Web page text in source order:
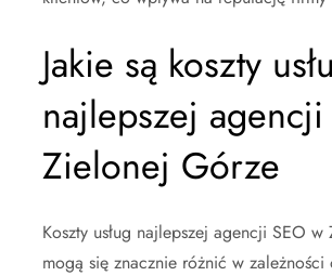
Jakie są koszty
najlepszej
Zielonej Górze
Koszty usług najlepszej agencji SEO
mogą się znacznie różnić w zależności